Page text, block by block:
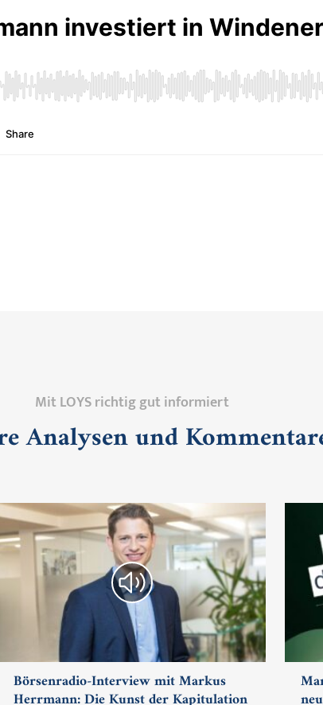
Mit LOYS richtig gut informiert
Analysen und
Börsenradio-Interview mit Markus
Herrmann: Die Kunst der Kapitulation